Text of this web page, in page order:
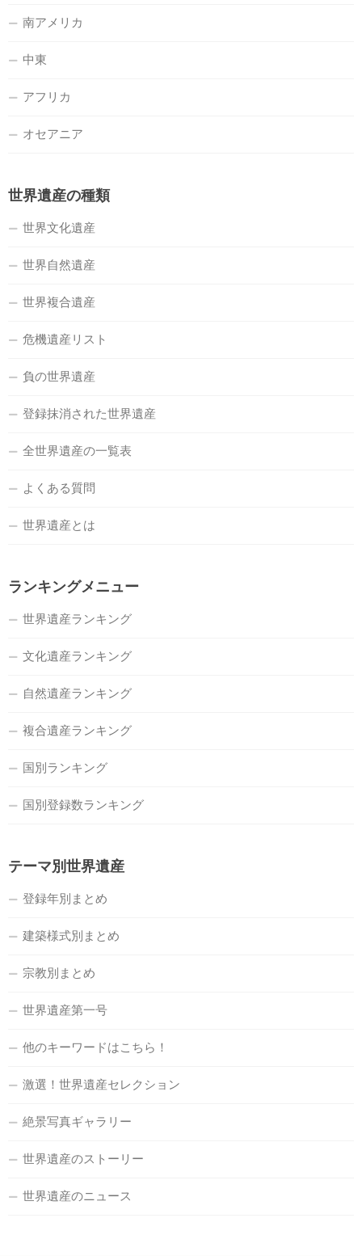
南アメリカ
中東
アフリカ
オセアニア
世界遺産の種類
世界文化遺産
世界自然遺産
世界複合遺産
危機遺産リスト
負の世界遺産
登録抹消された世界遺産
全世界遺産の一覧表
よくある質問
世界遺産とは
ランキングメニュー
世界遺産ランキング
文化遺産ランキング
自然遺産ランキング
複合遺産ランキング
国別ランキング
国別登録数ランキング
テーマ別世界遺産
登録年別まとめ
建築様式別まとめ
宗教別まとめ
世界遺産第一号
他のキーワードはこちら！
激選！世界遺産セレクション
絶景写真ギャラリー
世界遺産のストーリー
世界遺産のニュース